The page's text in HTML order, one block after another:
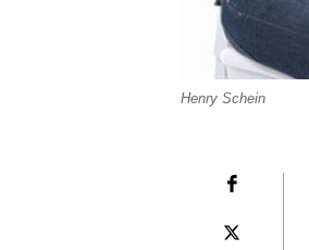
Henry Schein
Plattform